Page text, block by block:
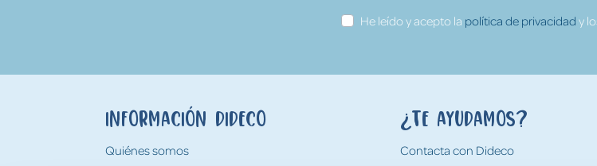
He leído y acepto la política de privacidad y
Información Dideco
Quiénes somos
¿Te ayudamos?
Contacta con Dideco